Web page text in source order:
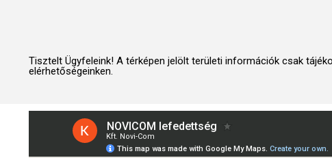
Tisztelt Ügyfeleink! A térképen jelölt területi információk csak
elérhetőségeinken.